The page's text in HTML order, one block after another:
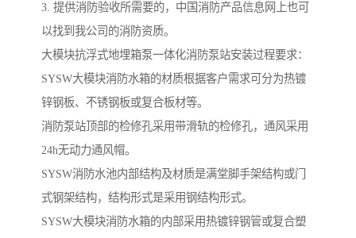
3. 提供消防验收所需要的，中国消防产品信息网上也可
以找到我公司的消防资质。
大模块抗浮式地埋箱泵一体化消防泵站安装过程要求：
SYSW大模块消防水箱的材质根据客户需求可分为热镀
锌钢板、不锈钢板或复合板材等。
消防泵站顶部的检修孔采用带滑轨的检修孔，通风采用
24h无动力通风帽。
SYSW消防水池内部结构及材质是满堂脚手架结构或门
式钢架结构，结构形式是采用钢结构形式。
SYSW大模块消防水箱的内部采用热镀锌钢管或复合塑